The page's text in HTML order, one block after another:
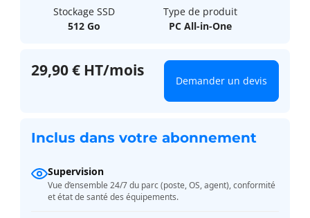
Stockage SSD
512 Go
Type de produit
PC All-in-One
29,90 € HT/mois
Demander un devis
Inclus dans votre abonnement
Supervision
Vue d’ensemble 24/7 du parc (poste, OS, agent), conformité
et état de santé des équipements.